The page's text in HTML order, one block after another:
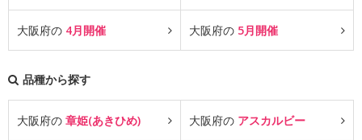
大阪府の 4月開催 大阪府の 5月開催
品種から探す
大阪府の 章姫(あきひめ) 大阪府の アスカルビー